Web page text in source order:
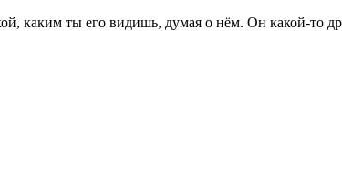
каким ты его видишь, думая о нём. Он какой-то